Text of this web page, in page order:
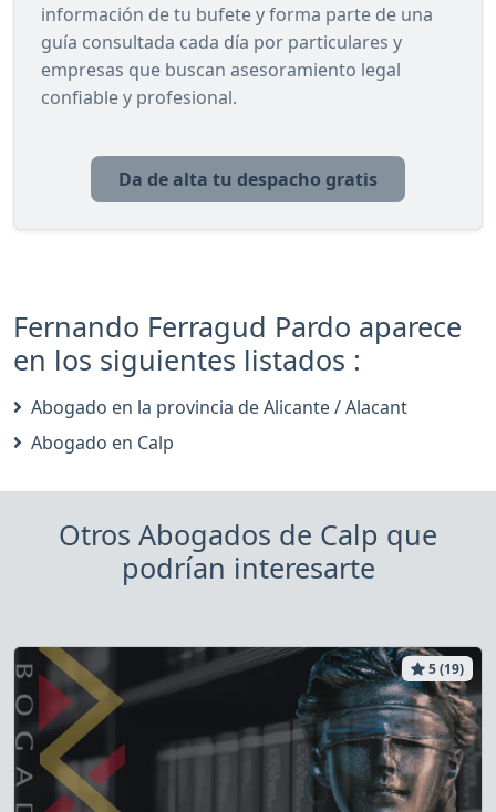
información de tu bufete y forma parte de una
guía consultada cada día por particulares y
empresas que buscan asesoramiento legal
confiable y profesional.
Da de alta tu despacho gratis
Fernando Ferragud Pardo aparece
en los siguientes listados :
Abogado en la provincia de Alicante / Alacant
Abogado en Calp
Otros Abogados de Calp que
podrían interesarte
5 (19)